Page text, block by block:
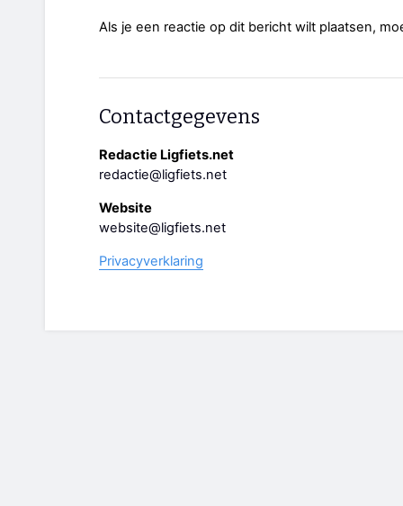
Als je een reactie op dit bericht wilt plaatsen,
Contactgegevens
Redactie Ligfiets.net
redactie@ligfiets.net
Website
website@ligfiets.net
Privacyverklaring